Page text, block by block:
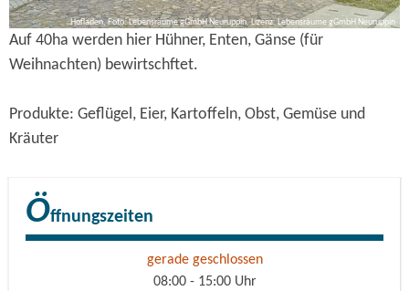
Hofladen, Foto: Lebensräume gGmbH Neuruppin, Lizenz: Lebensräume gGmbH Neuruppin
Auf 40ha werden hier Hühner, Enten, Gänse (für
Weihnachten) bewirtschftet.
Produkte: Geflügel, Eier, Kartoffeln, Obst, Gemüse und
Kräuter
Öffnungszeiten
gerade geschlossen
08:00 - 15:00 Uhr